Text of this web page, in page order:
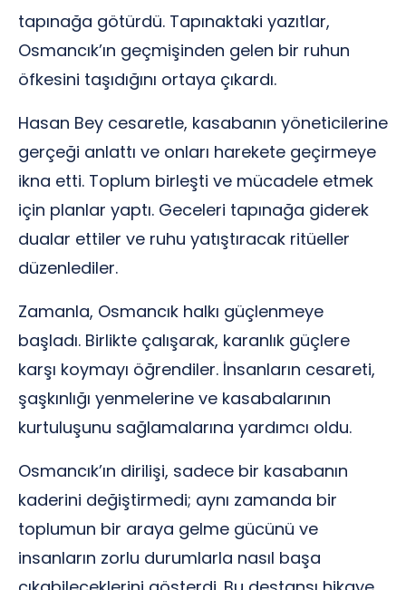
tapınağa götürdü. Tapınaktaki yazıtlar,
Osmancık’ın geçmişinden gelen bir ruhun
öfkesini taşıdığını ortaya çıkardı.
Hasan Bey cesaretle, kasabanın yöneticilerine
gerçeği anlattı ve onları harekete geçirmeye
ikna etti. Toplum birleşti ve mücadele etmek
için planlar yaptı. Geceleri tapınağa giderek
dualar ettiler ve ruhu yatıştıracak ritüeller
düzenlediler.
Zamanla, Osmancık halkı güçlenmeye
başladı. Birlikte çalışarak, karanlık güçlere
karşı koymayı öğrendiler. İnsanların cesareti,
şaşkınlığı yenmelerine ve kasabalarının
kurtuluşunu sağlamalarına yardımcı oldu.
Osmancık’ın dirilişi, sadece bir kasabanın
kaderini değiştirmedi; aynı zamanda bir
toplumun bir araya gelme gücünü ve
insanların zorlu durumlarla nasıl başa